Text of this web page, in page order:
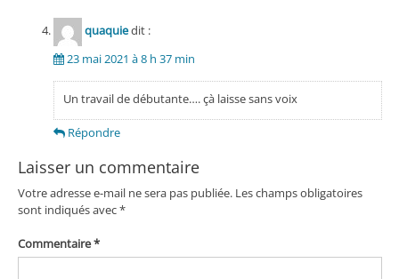
quaquiedit :
23 mai 2021 à 8 h 37 min
Un travail de débutante…. çà laisse sans voix
Répondre
Laisser un commentaire
Votre adresse e-mail ne sera pas publiée. Les champs obligatoires
sont indiqués avec*
Commentaire*